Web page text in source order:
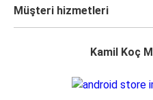
Müşteri hizmetleri
Kamil Koç